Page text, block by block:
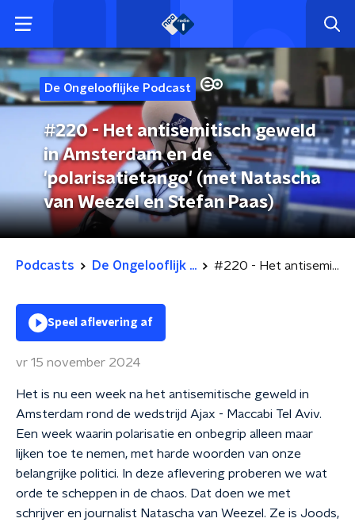
De Ongelooflijke Podcast
#220 - Het antisemitisch geweld
in Amsterdam en de
'polarisatietango' (met Natascha
van Weezel en Stefan Paas)
Podcasts De Ongelooflijk ... #220 - Het antisemitisch geweld in Amsterdam en de 'polarisatietango' (met Natascha van Weezel en Stefan Paas)
Speel aflevering af
vr 15 november 2024
Het is nu een week na het antisemitische geweld in
Amsterdam rond de wedstrijd Ajax - Maccabi Tel Aviv.
Een week waarin polarisatie en onbegrip alleen maar
lijken toe te nemen, met harde woorden van onze
belangrijke politici. In deze aflevering proberen we wat
orde te scheppen in de chaos. Dat doen we met
schrijver en journalist Natascha van Weezel. Ze is Joods,